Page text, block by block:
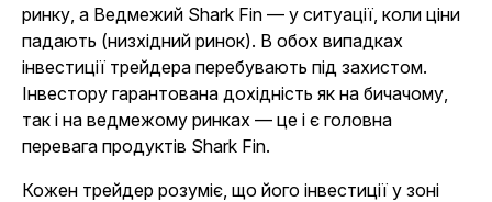
ринку, а Ведмежий Shark Fin — у ситуації, коли ціни
падають (низхідний ринок). В обох випадках
інвестиції трейдера перебувають під захистом.
Інвестору гарантована дохідність як на бичачому,
так і на ведмежому ринках — це і є головна
перевага продуктів Shark Fin.
Кожен трейдер розуміє, що його інвестиції у зоні